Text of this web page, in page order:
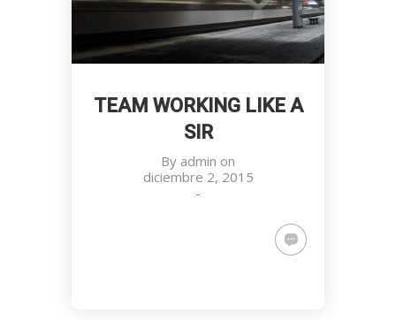
TEAM WORKING LIKE A
SIR
By admin on
diciembre 2, 2015
-